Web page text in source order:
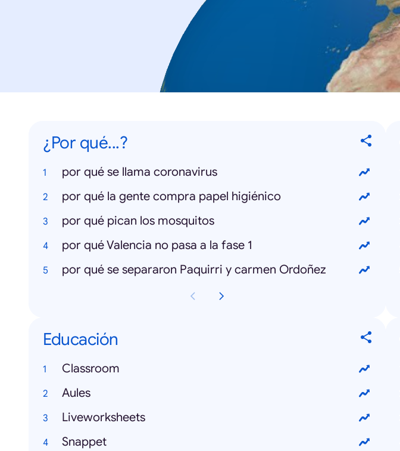
¿Por qué...?
por qué se llama coronavirus
por qué la gente compra papel higiénico
por qué pican los mosquitos
por qué Valencia no pasa a la fase 1
por qué se separaron Paquirri y carmen Ordoñez
Educación
Classroom
Aules
Liveworksheets
Snappet